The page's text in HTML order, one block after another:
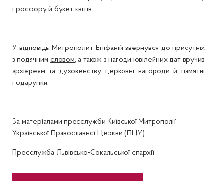
просфору й букет квітів.
У відповідь Митрополит Епіфаній звернувся до присутніх
з подячним словом, а також з нагоди ювілейних дат вручив
архієреям та духовенству церковні нагороди й памятні
подарунки.
За матеріалами пресслужби Київської Митрополії
Української Православної Церкви (ПЦУ)
Пресслужба Львівсько-Сокальської єпархії